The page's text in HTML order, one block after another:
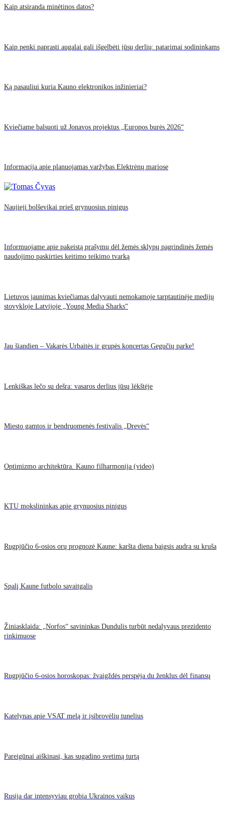
Kaip atsiranda minėtinos datos?
Kaip penki paprasti augalai gali išgelbėti jūsų derlių: patarimai sodininkams
Ką pasauliui kuria Kauno elektronikos inžinieriai?
Kviečiame balsuoti už Jonavos projektus „Europos burės 2026“
Informacija apie planuojamas varžybas Elektrėnų mariose
Naujieji bolševikai prieš grynuosius pinigus
Informuojame apie pakeistą prašymų dėl žemės sklypų pagrindinės žemės
naudojimo paskirties keitimo teikimo tvarką
Lietuvos jaunimas kviečiamas dalyvauti nemokamoje tarptautinėje medijų
stovykloje Latvijoje „Young Media Sharks“
Jau šiandien – Vakarės Urbaitės ir grupės koncertas Gegučių parke!
Lenkiškas lečo su dešra: vasaros derlius jūsų lėkštėje
Miesto gamtos ir bendruomenės festivalis „Drevės“
Optimizmo architektūra. Kauno filharmonija (video)
KTU mokslininkas apie grynuosius pinigus
Rugpjūčio 6-osios orų prognozė Kaune: karšta diena baigsis audra su kruša
Spalį Kaune futbolo savaitgalis
Žiniasklaida: „Norfos“ savininkas Dundulis turbūt nedalyvaus prezidento
rinkimuose
Rugpjūčio 6-osios horoskopas: žvaigždės perspėja du ženklus dėl finansų
Katelynas apie VSAT melą ir įsibrovėlių tunelius
Pareigūnai aiškinasi, kas sugadino svetimą turtą
Rusija dar intensyviau grobia Ukrainos vaikus